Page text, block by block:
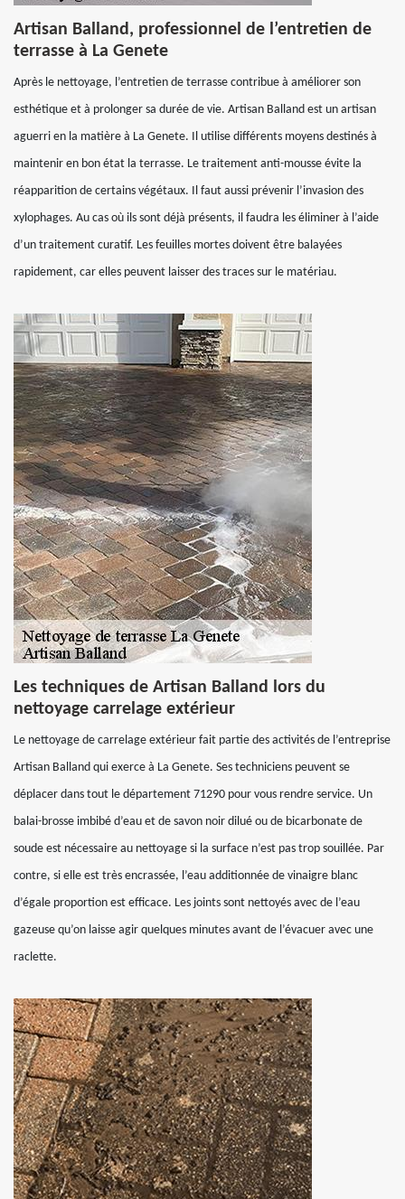
Artisan Balland, professionnel de l’entretien de
terrasse à La Genete
Après le nettoyage, l’entretien de terrasse contribue à améliorer son
esthétique et à prolonger sa durée de vie. Artisan Balland est un artisan
aguerri en la matière à La Genete. Il utilise différents moyens destinés à
maintenir en bon état la terrasse. Le traitement anti-mousse évite la
réapparition de certains végétaux. Il faut aussi prévenir l’invasion des
xylophages. Au cas où ils sont déjà présents, il faudra les éliminer à l’aide
d’un traitement curatif. Les feuilles mortes doivent être balayées
rapidement, car elles peuvent laisser des traces sur le matériau.
Les techniques de Artisan Balland lors du
nettoyage carrelage extérieur
Le nettoyage de carrelage extérieur fait partie des activités de l’entreprise
Artisan Balland qui exerce à La Genete. Ses techniciens peuvent se
déplacer dans tout le département 71290 pour vous rendre service. Un
balai-brosse imbibé d’eau et de savon noir dilué ou de bicarbonate de
soude est nécessaire au nettoyage si la surface n’est pas trop souillée. Par
contre, si elle est très encrassée, l’eau additionnée de vinaigre blanc
d’égale proportion est efficace. Les joints sont nettoyés avec de l’eau
gazeuse qu’on laisse agir quelques minutes avant de l’évacuer avec une
raclette.